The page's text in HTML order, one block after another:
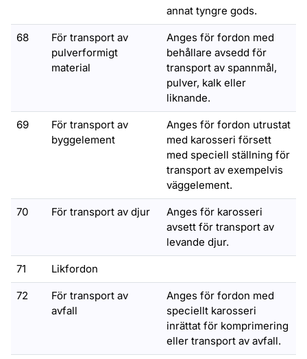
annat tyngre gods.
68
För transport av
pulverformigt
material
Anges för fordon med
behållare avsedd för
transport av spannmål,
pulver, kalk eller
liknande.
69
För transport av
byggelement
Anges för fordon utrustat
med karosseri försett
med speciell ställning för
transport av exempelvis
väggelement.
70 För transport av djur
Anges för karosseri
avsett för transport av
levande djur.
71 Likfordon
72
För transport av
avfall
Anges för fordon med
speciellt karosseri
inrättat för komprimering
eller transport av avfall.